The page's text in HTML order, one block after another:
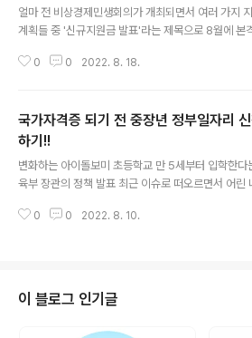
얼마 전 비상경제민생회의가 개최되면서 여러 가지
계획들 중 '신규지원금 발표'라는 제목으로 8월에 본
로 대출 받을 수 있는 직업훈련생계비 대부 요건 완화
생계비 지원사업 소개 2.1% 대출 받는 꿀팁 3. 신청
1. 근로복지공단 직업훈련생계비 지원사업 소개 근로
공단에서 실업자와 비정규직 근로자,무급휴직자 등 근
대상으로 가구별 중위소득 기준 100% 이하에 해당되
국민내일배움카드 교육이나 국가기간.전략산업직종훈
폴리텍 기능사 과정 등 직업훈련에 참여하여 연 1%의
0 0 2022. 8. 18.
국가자격증 되기 전 중장년 정부일자리
하기!!
변화하는 아이돌보미 초등학교 만 5세부터 입학한다
육부 장관의 정책 발표 최근 이슈로 떠오르면서 어린
어넘어 맞벌이 부부에게 아이 돌보는 것 또한 큰 걱정
으로 늘리고 현재 교육과정 이수만 하면 일할 수 있는
주어지던 아이돌보미는 국가자격증 제도 도입되며,대
대선공약이었던 '여성가족부 폐지' 위한 계획도 조속히
0 0 2022. 8. 10.
이 블로그 인기글